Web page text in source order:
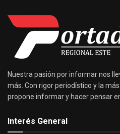
Nuestra pasión por informar nos
más. Con rigor periodístico y la
propone informar y hacer pensar
Interés General